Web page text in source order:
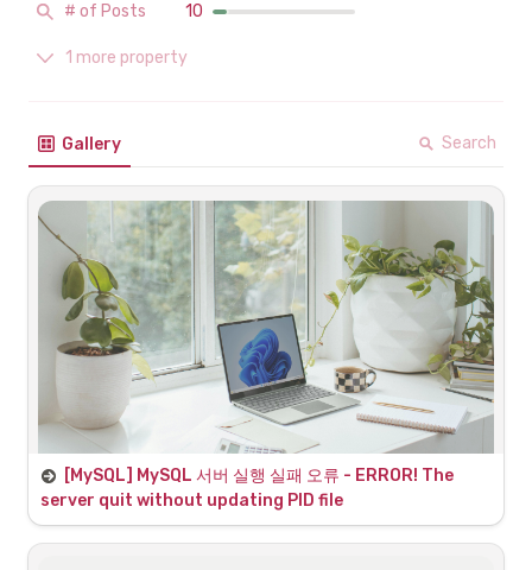
# of Posts 10
1 more property
Gallery Search
서버 실행에서 오류 발생
[MySQL] MySQL 서버 실행 실패 오류 - ERROR! The
server quit without updating PID file